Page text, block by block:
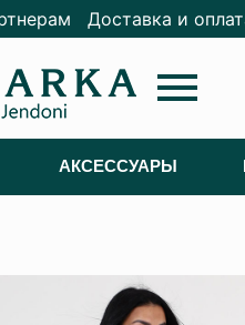
Доставка и
menu
АКСЕССУАРЫ